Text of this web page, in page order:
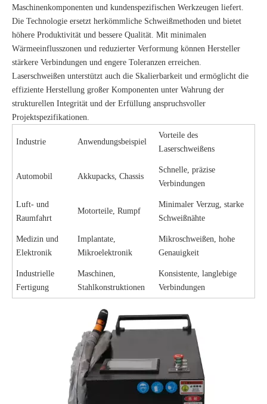
Maschinenkomponenten und kundenspezifischen Werkzeugen liefert.
Die Technologie ersetzt herkömmliche Schweißmethoden und bietet
höhere Produktivität und bessere Qualität. Mit minimalen
Wärmeeinflusszonen und reduzierter Verformung können Hersteller
stärkere Verbindungen und engere Toleranzen erreichen.
Laserschweißen unterstützt auch die Skalierbarkeit und ermöglicht die
effiziente Herstellung großer Komponenten unter Wahrung der
strukturellen Integrität und der Erfüllung anspruchsvoller
Projektspezifikationen.
Industrie Anwendungsbeispiel
Vorteile des
Laserschweißens
Automobil Akkupacks, Chassis
Schnelle, präzise
Verbindungen
Luft- und
Raumfahrt
Motorteile, Rumpf
Minimaler Verzug, starke
Schweißnähte
Medizin und
Elektronik
Implantate,
Mikroelektronik
Mikroschweißen, hohe
Genauigkeit
Industrielle
Fertigung
Maschinen,
Stahlkonstruktionen
Konsistente, langlebige
Verbindungen